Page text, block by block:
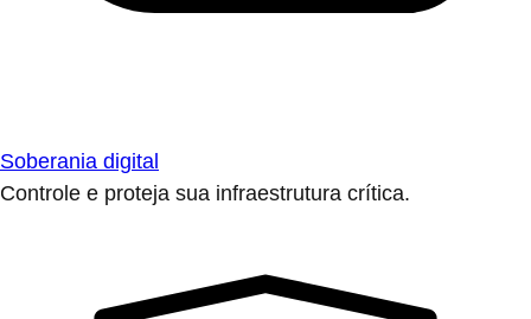
Soberania digital
Controle e proteja sua infraestrutura crítica.